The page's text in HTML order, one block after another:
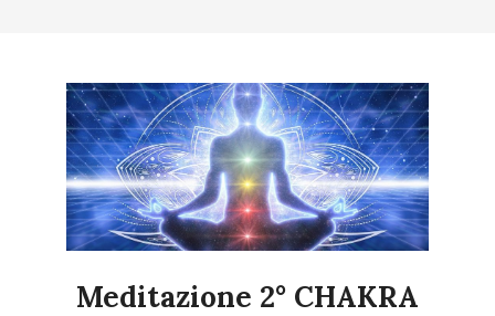
Meditazione 2° CHAKRA